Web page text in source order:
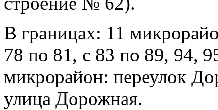
В границах: 11
78 по 81, с 83 по 89, 94,
микрорайон: переулок
улица Дорожная.